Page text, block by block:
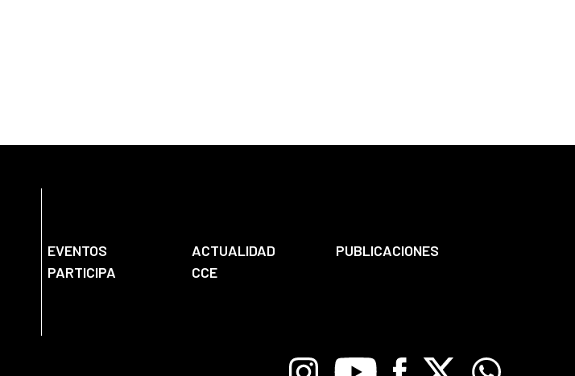
EVENTOS ACTUALIDAD
PUBLICACIONES
PARTICIPA
CCE
InstagramYoutube Facebook
X Whatsapp